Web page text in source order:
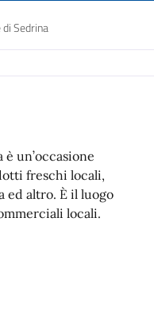
Sedrina
un’occasione
freschi locali,
ed altro. È il luogo
locali.